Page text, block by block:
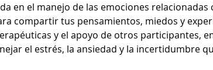
en el manejo de las emociones
compartir tus pensamientos, miedos y
y el apoyo de otros participantes,
el estrés, la ansiedad y la incertidumbre